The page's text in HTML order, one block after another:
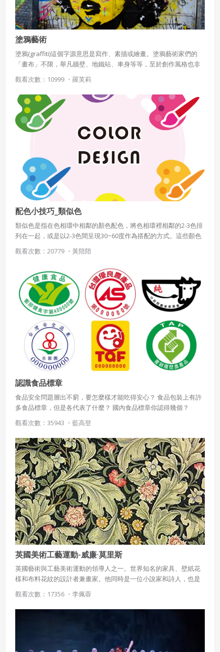
塗鴉藝術
塗鴉(graffiti)這個字源意思是寫作、素描或繪畫。塗鴉藝術家們的
「畫布」不限，舉凡牆壁、地鐵站、車身等等，至於創作風格也非
常多元，包括繪畫、題字等等。
觀看次數：10999 ・ 羅芙莉
配色小技巧_類似色
類似色是指在色相環中相鄰的顏色配色，將色相環裡相鄰的2-3色排
列在一起，或是以2-3色間呈現30~60度作為搭配的方式。這些顏色
觀看次數：20779 ・ 黃陪陪
認識食品標章
食品安全問題層出不窮，要怎麼樣才能吃得安心？ 食品包裝上有許
多食品標章，但是各代表了什麼？ 國內食品標章你認得幾個？
觀看次數：35943 ・ 藍高登
英國美術工藝運動-威廉·莫里斯
英國藝術與工藝美術運動的領導人之一。世界知名的家具、壁紙花
樣和布料花紋的設計者兼畫家。他同時是一位小說家和詩人，也是
英國社會主義運動的早起發起者之一。
觀看次數：17356 ・ 李佩蓉